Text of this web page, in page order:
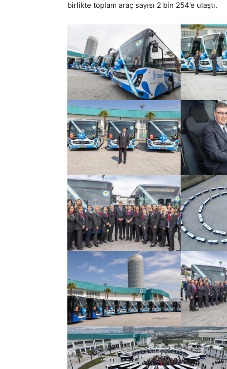
birlikte toplam araç sayısı 2 bin 254’e ulaştı.